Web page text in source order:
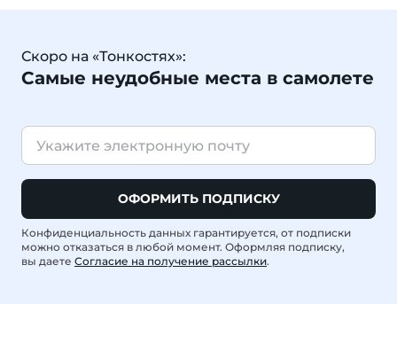
Скоро на «Тонкостях»:
Самые неудобные места в самолете
ОФОРМИТЬ ПОДПИСКУ
Конфиденциальность данных гарантируется, от подписки
можно отказаться в любой момент. Оформляя подписку,
вы даете Согласие на получение рассылки.